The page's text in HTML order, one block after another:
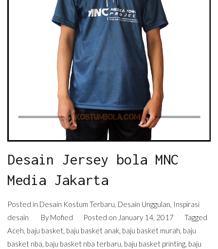
Desain Jersey bola MNC
Media Jakarta
Posted in Desain Kostum Terbaru, Desain Unggulan, Inspirasi
desain
By Mofied Posted on January 14, 2017
Tagged
Aceh, baju basket, baju basket anak, baju basket murah, baju
basket nba, baju basket nba terbaru, baju basket printing, baju